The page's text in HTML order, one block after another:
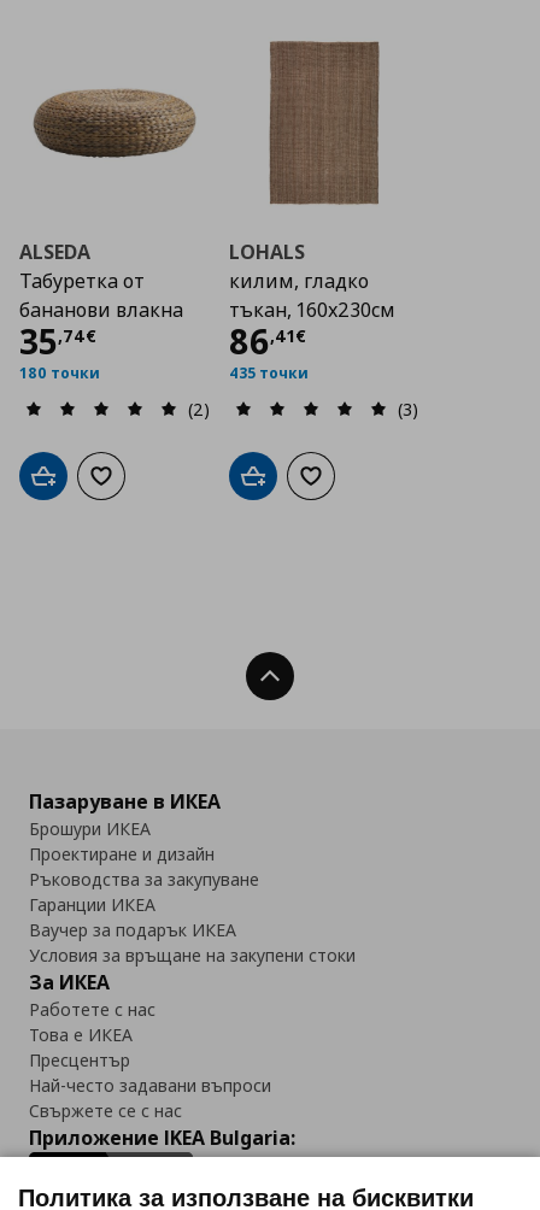
ALSEDA
Табуретка от
бананови влакна
35,74€
Цена 35,74 €
180 точки
(2)
Добави в кошницата
Добави към списъка с любими
LOHALS
килим, гладко
тъкан, 160x230см
86,41€
Цена
435 точки
(3)
Добави в кошницата
Добави към списъка с
Нагоре
Пазаруване в ИКЕА
Брошури ИКЕА
Проектиране и дизайн
Ръководства за закупуване
Гаранции ИКЕА
Ваучер за подарък ИКЕА
Условия за връщане на закупени стоки
За ИКЕА
Работете с нас
Това е ИКЕА
Пресцентър
Най-често задавани въпроси
Свържете се с нас
Приложение IKEA Bulgaria:
Политика за използване на бисквитки